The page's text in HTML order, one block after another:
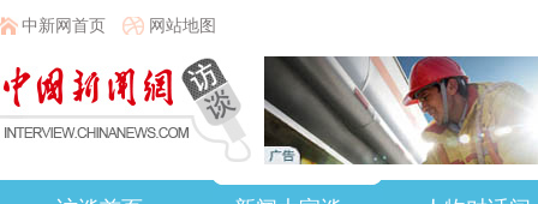
中新网首页 网站地图